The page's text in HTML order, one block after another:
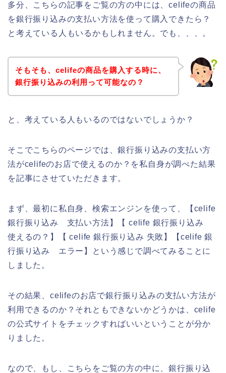
多分、こちらの記事をご覧の方の中には、celifeの商品
を銀行振り込みの支払い方法を使って購入できたら？
と考えている人もいるかもしれません。でも、、、。
そもそも、celifeの商品を購入する時に、
銀行振り込みの利用って可能なの？
と、考えている人もいるのではないでしょうか？
そこでこちらのページでは、銀行振り込みの支払い方
法がcelifeのお店で使えるのか？を私自身が調べた結果
を記事にさせていただきます。
まず、最初に私自身、検索エンジンを使って、【celife
銀行振り込み 支払い方法】【 celife 銀行振り込み
使えるの？】【 celife 銀行振り込み 失敗】【celife 銀
行振り込み エラー】という感じで調べてみることに
しました。
その結果、celifeのお店で銀行振り込みの支払い方法が
利用できるのか？それともできないかどうかは、celife
の公式サイトをチェックすればいいということが分か
りました。
なので、もし、こちらをご覧の方の中に、銀行振り込